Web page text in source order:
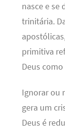
nasce e se
trinitária.
primitiva
Deus
Ignorar ou
gera um
Deus é